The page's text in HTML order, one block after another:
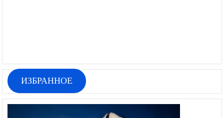
ИЗБРАННОЕ